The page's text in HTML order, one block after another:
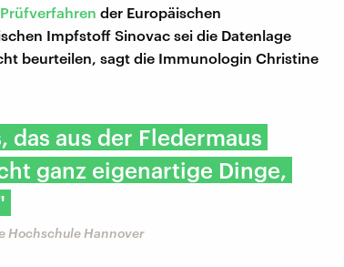
der Europäischen
Impfstoff Sinovac sei die Datenlage
beurteilen, sagt die Immunologin Christine
das aus der Fledermaus
ganz eigenartige Dinge,
Hochschule Hannover